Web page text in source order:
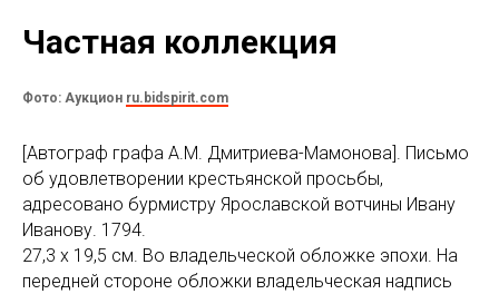
Частная коллекция
Фото: Аукцион ru.bidspirit.com
[Автограф графа А.М. Дмитриева-Мамонова]. Письмо
об удовлетворении крестьянской просьбы,
адресовано бурмистру Ярославской вотчины Ивану
Иванову. 1794.
27,3 х 19,5 см. Во владельческой обложке эпохи. На
передней стороне обложки владельческая надпись